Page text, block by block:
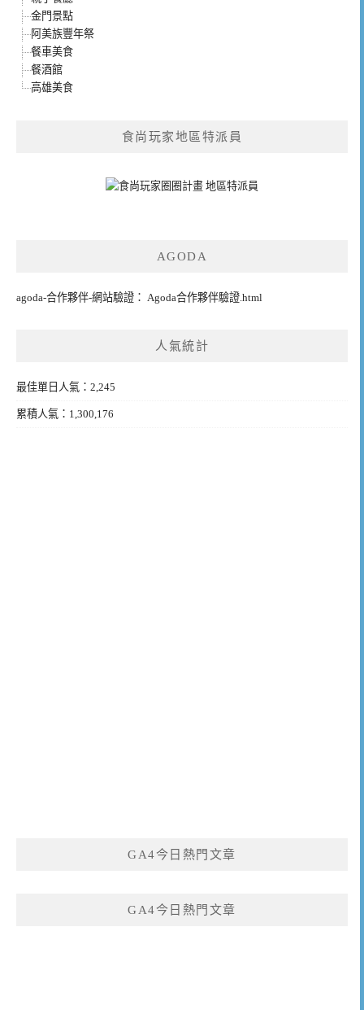
金門景點
阿美族豐年祭
餐車美食
餐酒館
高雄美食
食尚玩家地區特派員
AGODA
agoda-合作夥伴-網站驗證： Agoda合作夥伴驗證.html
人氣統計
最佳單日人氣：2,245
累積人氣：1,300,176
GA4今日熱門文章
GA4今日熱門文章